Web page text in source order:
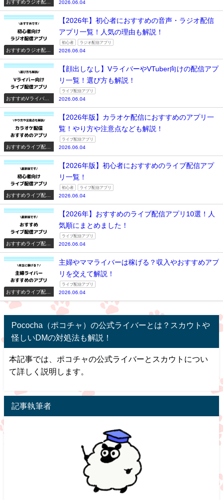
おすすめラジオ配信
2026.06.04
おすすめラジオ配信
【2026年】初心者におすすめの音声・ラジオ配信
アプリ一覧！人気の理由も解説！
初心者 ラジオ配信アプリ
2026.06.04
おすすめVライバー
【顔出しなし】VライバーやVTuber向けの配信アプ
リ一覧！選び方も解説！
ライブ配信アプリ
2026.06.04
おすすめライブ配信
【2026年版】カラオケ配信におすすめのアプリ一
覧！やり方や注意点なども解説！
ライブ配信アプリ
2026.06.04
おすすめライブ配信
【2026年版】初心者におすすめのライブ配信アプ
リ一覧！
初心者 ライブ配信アプリ
2026.06.04
おすすめライブ配信
【2026年】おすすめのライブ配信アプリ10選！人
気順にまとめました！
ライブ配信アプリ
2026.06.04
おすすめライブ配信
主婦やママライバーは稼げる？収入やおすすめアプ
リを交えて解説！
ライブ配信アプリ
2026.06.04
Pococha（ポコチャ）の公式ライバーとは？スカウトや
怪しいDMの対処法も解説！
本記事では、ポコチャの公式ライバーとスカウトについ
て詳しく説明します。
記事執筆者